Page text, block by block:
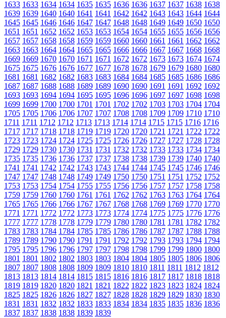
1633 1633 1634 1634 1635 1635 1636 1636 1637 1637 1638 1638
1639 1639 1640 1640 1641 1641 1642 1642 1643 1643 1644 1644
1645 1645 1646 1646 1647 1647 1648 1648 1649 1649 1650 1650
1651 1651 1652 1652 1653 1653 1654 1654 1655 1655 1656 1656
1657 1657 1658 1658 1659 1659 1660 1660 1661 1661 1662 1662
1663 1663 1664 1664 1665 1665 1666 1666 1667 1667 1668 1668
1669 1669 1670 1670 1671 1671 1672 1672 1673 1673 1674 1674
1675 1675 1676 1676 1677 1677 1678 1678 1679 1679 1680 1680
1681 1681 1682 1682 1683 1683 1684 1684 1685 1685 1686 1686
1687 1687 1688 1688 1689 1689 1690 1690 1691 1691 1692 1692
1693 1693 1694 1694 1695 1695 1696 1696 1697 1697 1698 1698
1699 1699 1700 1700 1701 1701 1702 1702 1703 1703 1704 1704
1705 1705 1706 1706 1707 1707 1708 1708 1709 1709 1710 1710
1711 1711 1712 1712 1713 1713 1714 1714 1715 1715 1716 1716
1717 1717 1718 1718 1719 1719 1720 1720 1721 1721 1722 1722
1723 1723 1724 1724 1725 1725 1726 1726 1727 1727 1728 1728
1729 1729 1730 1730 1731 1731 1732 1732 1733 1733 1734 1734
1735 1735 1736 1736 1737 1737 1738 1738 1739 1739 1740 1740
1741 1741 1742 1742 1743 1743 1744 1744 1745 1745 1746 1746
1747 1747 1748 1748 1749 1749 1750 1750 1751 1751 1752 1752
1753 1753 1754 1754 1755 1755 1756 1756 1757 1757 1758 1758
1759 1759 1760 1760 1761 1761 1762 1762 1763 1763 1764 1764
1765 1765 1766 1766 1767 1767 1768 1768 1769 1769 1770 1770
1771 1771 1772 1772 1773 1773 1774 1774 1775 1775 1776 1776
1777 1777 1778 1778 1779 1779 1780 1780 1781 1781 1782 1782
1783 1783 1784 1784 1785 1785 1786 1786 1787 1787 1788 1788
1789 1789 1790 1790 1791 1791 1792 1792 1793 1793 1794 1794
1795 1795 1796 1796 1797 1797 1798 1798 1799 1799 1800 1800
1801 1801 1802 1802 1803 1803 1804 1804 1805 1805 1806 1806
1807 1807 1808 1808 1809 1809 1810 1810 1811 1811 1812 1812
1813 1813 1814 1814 1815 1815 1816 1816 1817 1817 1818 1818
1819 1819 1820 1820 1821 1821 1822 1822 1823 1823 1824 1824
1825 1825 1826 1826 1827 1827 1828 1828 1829 1829 1830 1830
1831 1831 1832 1832 1833 1833 1834 1834 1835 1835 1836 1836
1837 1837 1838 1838 1839 1839